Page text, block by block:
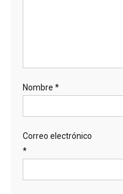
Nombre *
Correo electrónico
*